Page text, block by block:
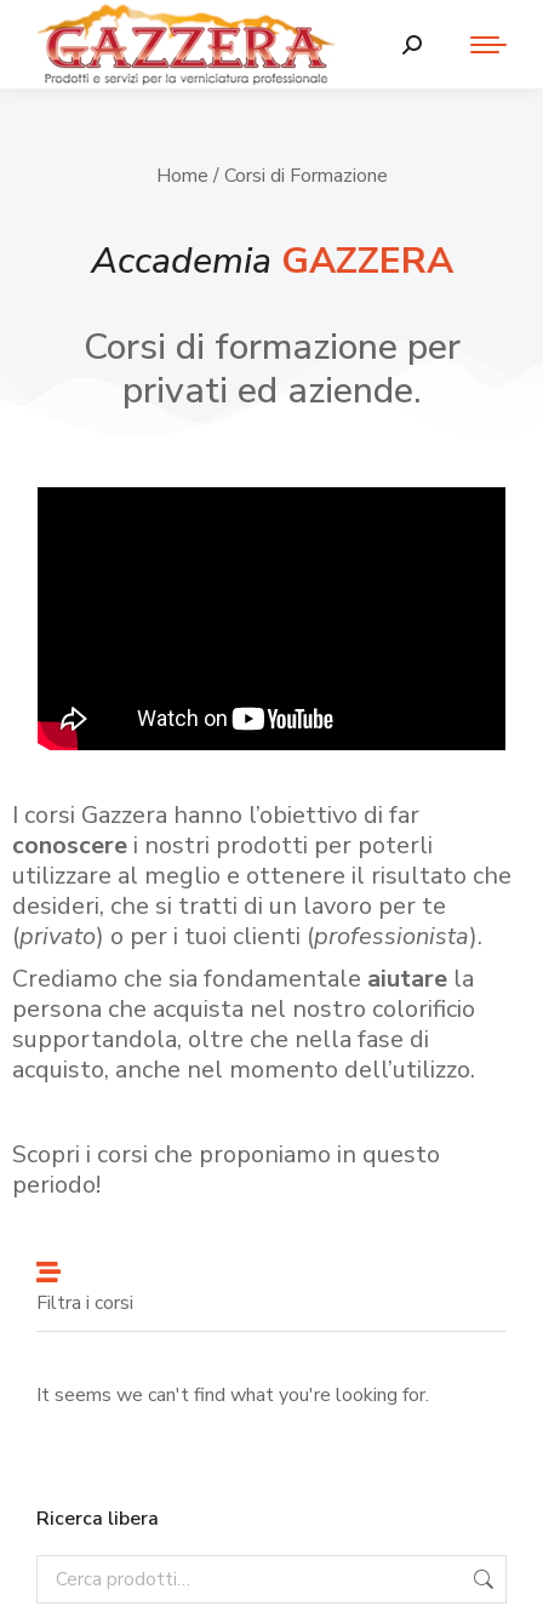
Home / Corsi di Formazione
Accademia GAZZERA
Corsi di formazione per
privati ed aziende.
I corsi Gazzera hanno l’obiettivo di far
conoscere i nostri prodotti per poterli
utilizzare al meglio e ottenere il risultato che
desideri, che si tratti di un lavoro per te
(privato) o per i tuoi clienti (professionista).
Crediamo che sia fondamentale aiutare la
persona che acquista nel nostro colorificio
supportandola, oltre che nella fase di
acquisto, anche nel momento dell’utilizzo.
Scopri i corsi che proponiamo in questo
periodo!
Filtra i corsi
It seems we can't find what you're looking for.
Ricerca libera